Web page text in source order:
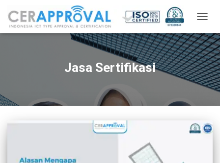
Jasa Sertifikasi